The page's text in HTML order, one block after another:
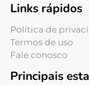
Links rápidos
Política de
Termos de uso
Fale conosco
Principais